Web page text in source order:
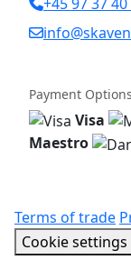
Payment Options
Visa
Maestro
Terms of trade
Cookie settings